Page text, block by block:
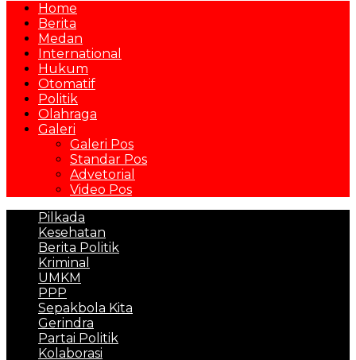
Home
Berita
Medan
International
Hukum
Otomatif
Politik
Olahraga
Galeri
Galeri Pos
Standar Pos
Advetorial
Video Pos
Pilkada
Kesehatan
Berita Politik
Kriminal
UMKM
PPP
Sepakbola Kita
Gerindra
Partai Politik
Kolaborasi